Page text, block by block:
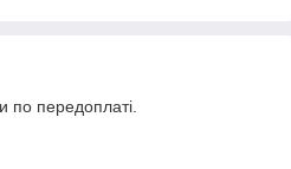
по передоплаті.